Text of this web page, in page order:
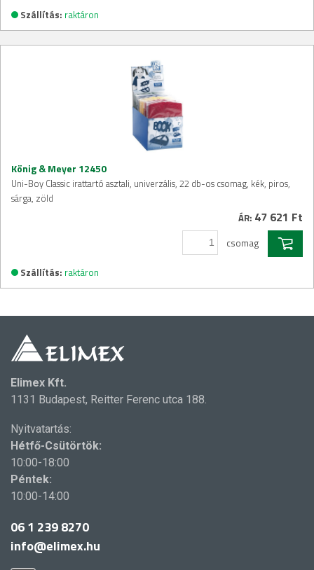
Szállítás: raktáron
König & Meyer 12450
Uni-Boy Classic irattartó asztali, univerzális, 22 db-os csomag, kék, piros,
sárga, zöld
ÁR: 47 621 Ft
csomag
Szállítás: raktáron
Elimex Kft.
1131 Budapest, Reitter Ferenc utca 188.
Nyitvatartás:
Hétfő-Csütörtök:
10:00-18:00
Péntek:
10:00-14:00
06 1 239 8270
info@elimex.hu